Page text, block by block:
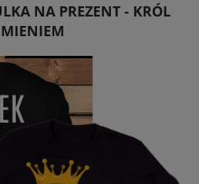
NA PREZENT - KRÓL